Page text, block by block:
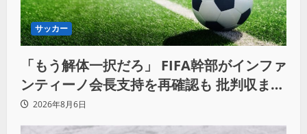
サッカー
「もう解体一択だろ」 FIFA幹部がインファ
ンティーノ会長支持を再確認も 批判収まら
ず2026年8月6日